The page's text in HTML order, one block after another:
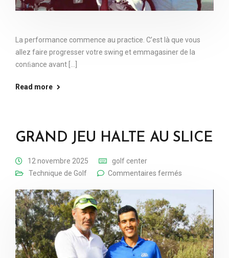
La performance commence au practice. C’est là que vous
allez faire progresser votre swing et emmagasiner de la
conﬁance avant [...]
Read more
GRAND JEU HALTE AU SLICE
12 novembre 2025
golf center
Technique de Golf
Commentaires fermés